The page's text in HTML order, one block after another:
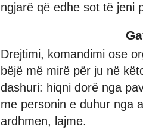
ngjarë që edhe sot të jeni
Drejtimi, komandimi ose
bëjë më mirë për ju në
dashuri: hiqni dorë nga
me personin e duhur nga
ardhmen, lajme.